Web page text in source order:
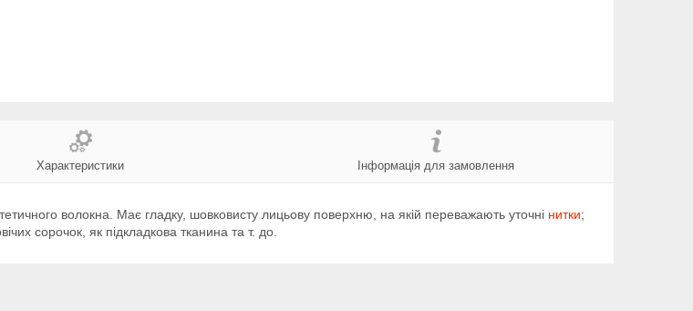
Характеристики Інформація для замовлення
волокна. Має гладку, шовковисту лицьову поверхню, на якій переважають уточні нитки;
сорочок, як підкладкова тканина та т. до.